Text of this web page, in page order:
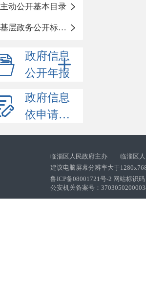
主动公开基本目录
基层政务公开标准化目录
政府信息
公开年报
政府信息
依申请公开
临淄区人民政府主办 临淄区人
建议电脑屏幕分辨率大于
鲁ICP备08001721号-2 网站标识
公安机关备案号：